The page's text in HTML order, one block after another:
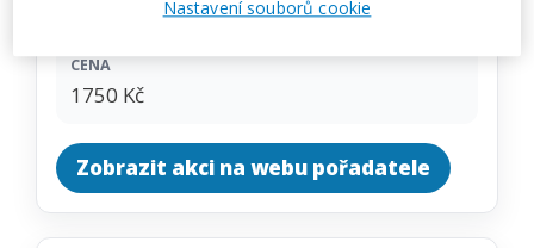
CENA
1750 Kč
Zobrazit akci na webu pořadatele
Nastavení souborů cookie